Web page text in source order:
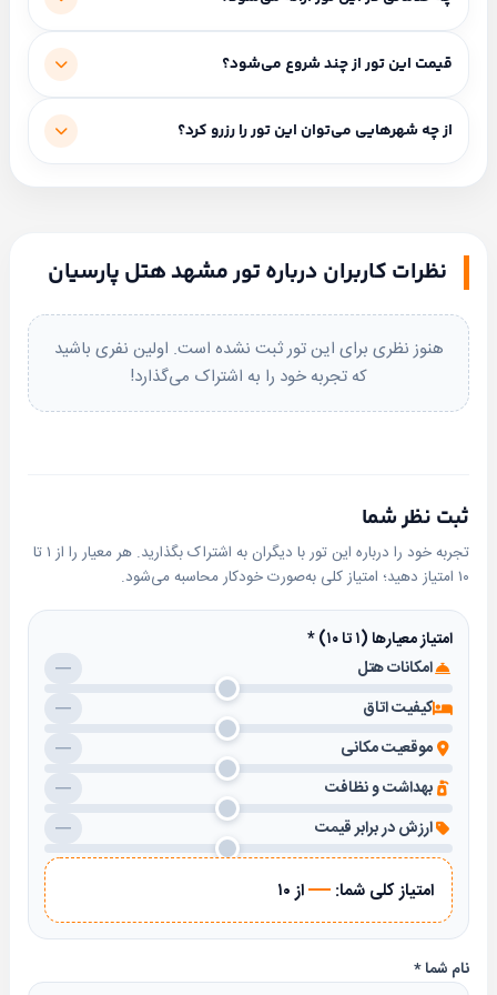
سالن کنفرانس ، نمازخانه
سروش
احمدی
ابتدا
خدمات شامل: صبحانه رایگان، ترنسفر استقبال، گشت شهری.
قیمت این تور از چند شروع می‌شود؟
شروع قیمت از ۵,۹۰۰,۰۰۰ تومان است (بسته به مبدا و نوع
از چه شهرهایی می‌توان این تور را رزرو کرد؟
از اراک، از ساری، از گرگان، از بوشهر، از بندرعباس، از همدان، از
ایلام، از نوشهر، از قزوین، از کرمان، از زنجان، از سنندج، از
کاشان، از لاهیجان، از لرستان، از یاسوج، از زاهدان.
نظرات کاربران درباره تور مشهد هتل پارسیان
هنوز نظری برای این تور ثبت نشده است. اولین نفری باشید
که تجربه خود را به اشتراک می‌گذارد!
ثبت نظر شما
تجربه خود را درباره این تور با دیگران به اشتراک بگذارید. هر معیار را از ۱ تا
۱۰ امتیاز دهید؛ امتیاز کلی به‌صورت خودکار محاسبه می‌شود.
نام شما*
امتیاز معیارها (۱ تا ۱۰)
*
امکانات هتل
—
کیفیت اتاق
—
موقعیت مکانی
—
بهداشت و نظافت
—
ارزش در برابر قیمت
—
امتیاز کلی شما: —از ۱۰